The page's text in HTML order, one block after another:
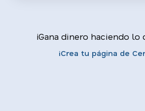
¡Gana dinero haciendo lo
¡Crea tu página de